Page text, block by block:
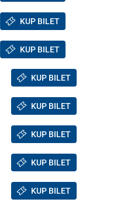
KUP BILET
KUP BILET
KUP BILET
KUP BILET
KUP BILET
KUP BILET
KUP BILET